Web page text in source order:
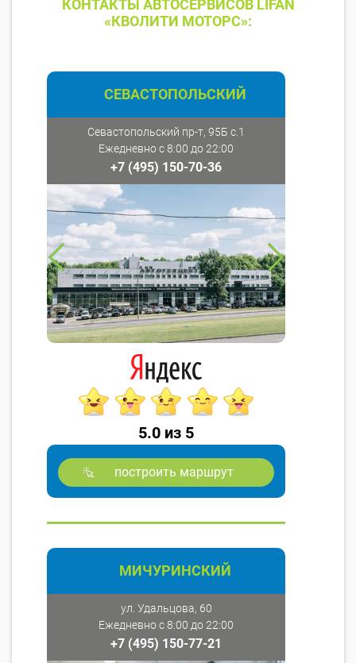
КОНТАКТЫ АВТОСЕРВИСОВ LIFAN
«КВОЛИТИ МОТОРС»:
СЕВАСТОПОЛЬСКИЙ
Севастопольский пр-т, 95Б с.1
Ежедневно с 8:00 до 22:00
+7 (495) 150-70-36
5.0 из 5
построить маршрут
МИЧУРИНСКИЙ
ул. Удальцова, 60
Ежедневно с 8:00 до 22:00
+7 (495) 150-77-21